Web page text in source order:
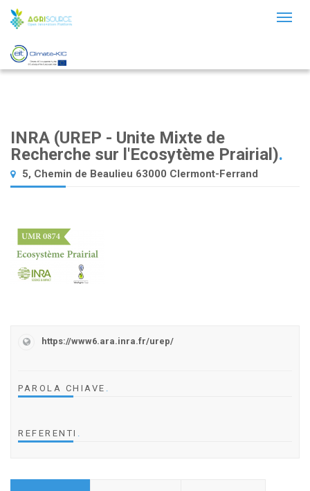
INRA (UREP - Unite Mixte de
Recherche sur l'Ecosytème Prairial).
5, Chemin de Beaulieu 63000 Clermont-Ferrand
https://www6.ara.inra.fr/urep/
PAROLA CHIAVE .
REFERENTI .